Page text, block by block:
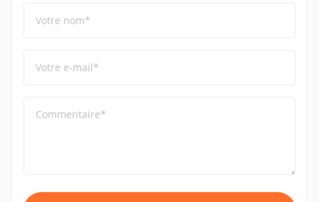
Votre nom*
Votre e-mail*
Commentaire*